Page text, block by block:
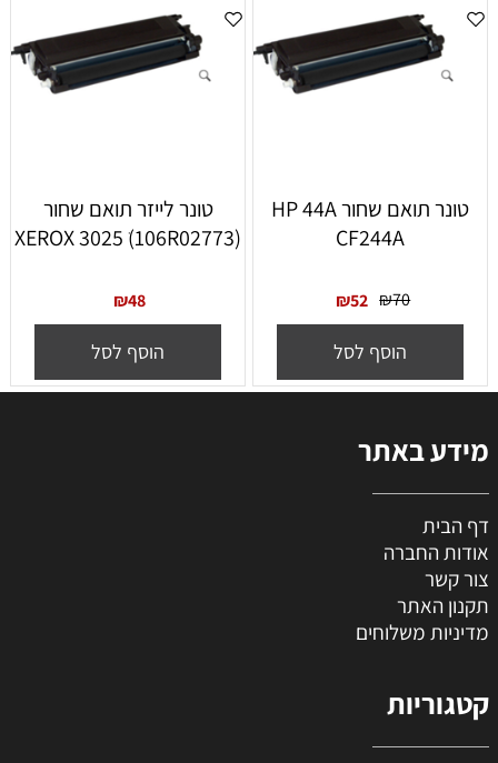
‏טונר תואם שחור HP 44A
CF244A
₪70
₪52
הוסף לסל
טונר לייזר תואם שחור
(XEROX 3025 ׁ(106R02773
₪48
הוסף לסל
מידע באתר
דף הבית
אודות החברה
צור קשר
תקנון האתר
מדיניות משלוחים
קטגוריות